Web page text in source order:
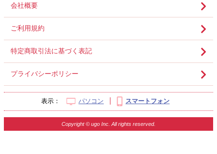
会社概要
ご利用規約
特定商取引法に基づく表記
プライバシーポリシー
表示： パソコン スマートフォン
Copyright © ugo Inc. All rights reserved.